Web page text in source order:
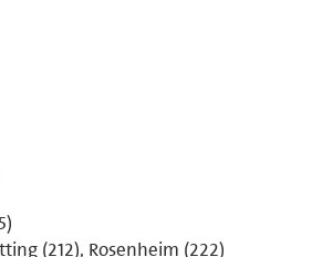
(212), Rosenheim (222)